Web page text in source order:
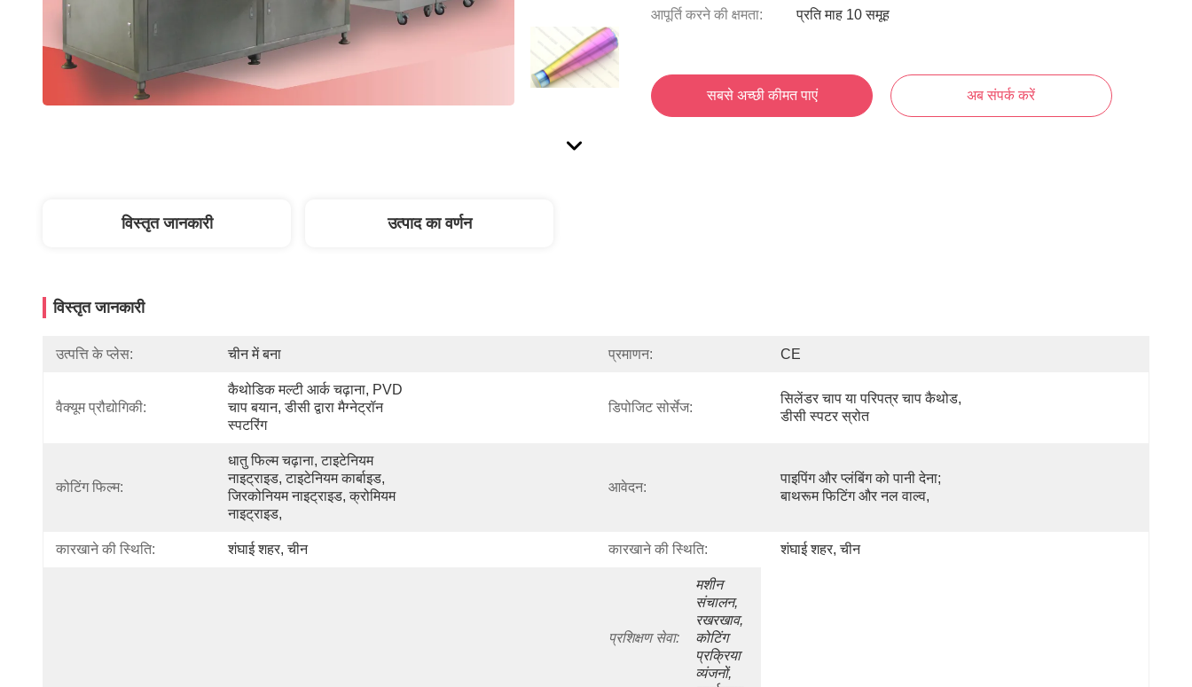
आपूर्ति करने की क्षमता: प्रति माह 10 समूह
सबसे अच्छी कीमत पाएं अब संपर्क करें
विस्तृत जानकारी उत्पाद का वर्णन
विस्तृत जानकारी
उत्पत्ति के प्लेस: चीन में बना प्रमाणन: CE
वैक्यूम प्रौद्योगिकी:
कैथोडिक मल्टी आर्क चढ़ाना, PVD
चाप बयान, डीसी द्वारा मैग्नेट्रॉन
स्पटरिंग
डिपोजिट सोर्सेज:
सिलेंडर चाप या परिपत्र चाप कैथोड,
डीसी स्पटर स्रोत
कोटिंग फिल्म:
धातु फिल्म चढ़ाना, टाइटेनियम
नाइट्राइड, टाइटेनियम कार्बाइड,
जिरकोनियम नाइट्राइड, क्रोमियम
नाइट्राइड,
आवेदन:
पाइपिंग और प्लंबिंग को पानी देना;
बाथरूम फिटिंग और नल वाल्व,
कारखाने की स्थिति: शंघाई शहर, चीन कारखाने की स्थिति: शंघाई शहर, चीन
प्रशिक्षण सेवा:
मशीन
संचालन,
रखरखाव,
कोटिंग
प्रक्रिया
व्यंजनों,